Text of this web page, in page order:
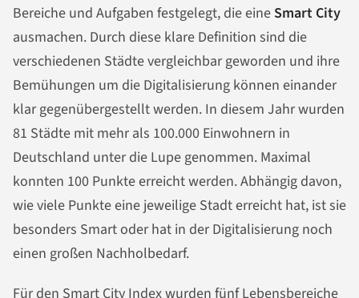
Bereiche und Aufgaben festgelegt, die eine Smart City
ausmachen. Durch diese klare Definition sind die
verschiedenen Städte vergleichbar geworden und ihre
Bemühungen um die Digitalisierung können einander
klar gegenübergestellt werden. In diesem Jahr wurden
81 Städte mit mehr als 100.000 Einwohnern in
Deutschland unter die Lupe genommen. Maximal
konnten 100 Punkte erreicht werden. Abhängig davon,
wie viele Punkte eine jeweilige Stadt erreicht hat, ist sie
besonders Smart oder hat in der Digitalisierung noch
einen großen Nachholbedarf.
Für den Smart City Index wurden fünf Lebensbereiche